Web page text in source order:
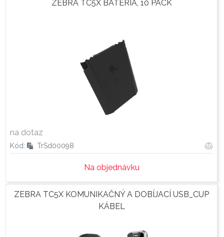
ZEBRA TC5X BATÉRIA, 10 PACK
na dotaz
Kód: TrSd00098
Na objednávku
ZEBRA TC5X KOMUNIKAČNÝ A DOBÍJACÍ USB_CUP
KÁBEL